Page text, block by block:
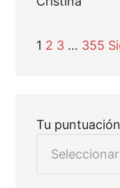
Navegación
sitio
Página
1 Página
2 Página
3 … 355
Tu